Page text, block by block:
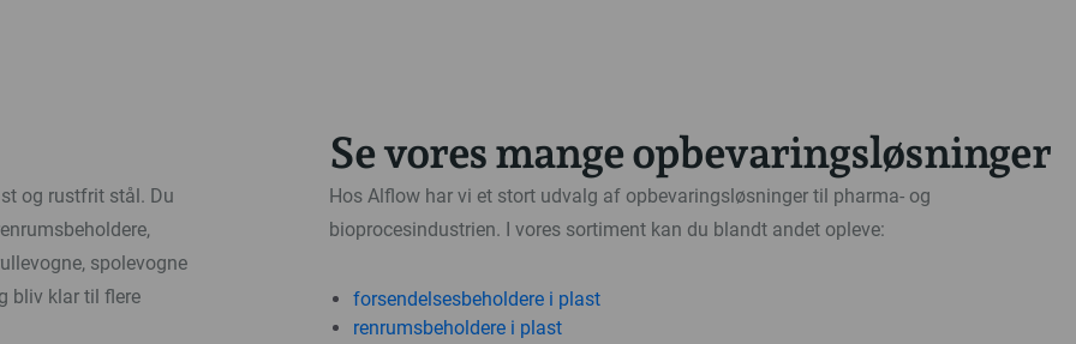
og rustfrit stål. Du
spolevogne
bliv klar til flere
Se vores mange opbevaringsløsninger
Hos Alflow har vi et stort udvalg af opbevaringsløsninger til pharma- og
bioprocesindustrien. I vores sortiment kan du blandt andet opleve:
forsendelsesbeholdere i plast
renrumsbeholdere i plast